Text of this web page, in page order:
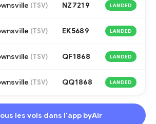
(TSV) NZ7219 LANDED
(TSV) EK5689 LANDED
(TSV) QF1868 LANDED
(TSV) QQ1868 LANDED
les vols dans l'app byAir